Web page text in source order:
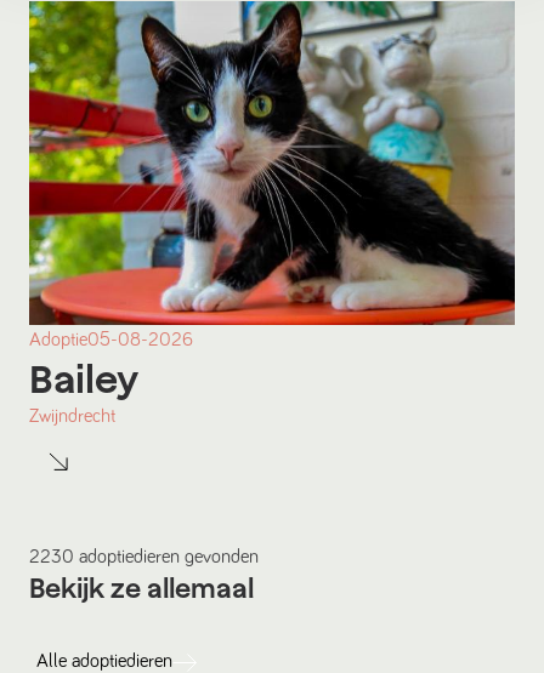
Adoptie05-08-2026
Bailey
Zwijndrecht
2230 adoptiedieren gevonden
Bekijk ze allemaal
Alle adoptiedieren